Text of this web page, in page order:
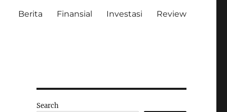
Berita Finansial Investasi Review
Search